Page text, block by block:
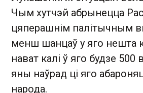
Чым хутчэй абрынецца
цяперашнім палітычным
менш шанцаў у яго нешта
нават калі ў яго будзе 500
яны наўрад ці яго
народа.